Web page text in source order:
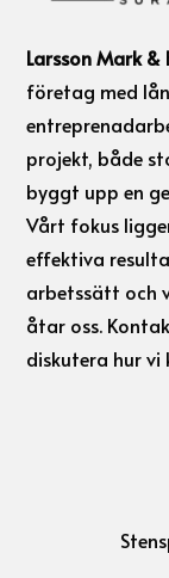
Larsson Mark &
företag med
projekt, både
byggt upp en
Vårt fokus
effektiva
arbetssätt och
åtar oss.
diskutera hur